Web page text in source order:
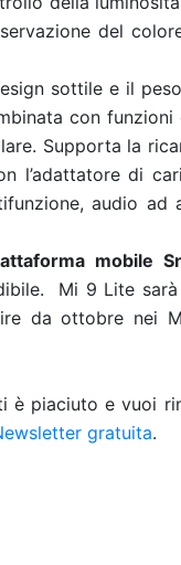
del
sottile e il
con funzioni
Supporta la
l’adattatore di
audio
mobile
Mi 9 Lite
da ottobre nei
è piaciuto e vuoi
gratuita.